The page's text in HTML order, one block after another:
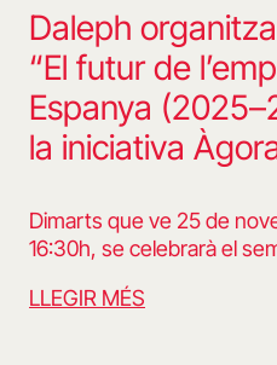
Daleph
“El futur de
Espanya
la iniciativa
Dimarts que ve 25 de
16:30h, se celebrarà el
LLEGIR MÉS